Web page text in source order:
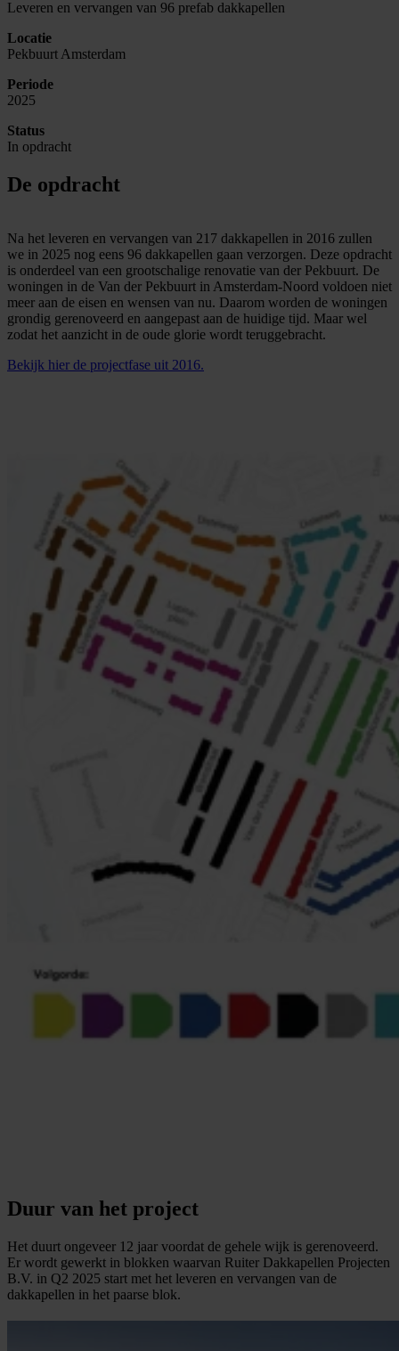
Leveren en vervangen van 96 prefab dakkapellen
Locatie
Pekbuurt Amsterdam
Periode
2025
Status
In opdracht
De opdracht
Na het leveren en vervangen van 217 dakkapellen in 2016 zullen
we in 2025 nog eens 96 dakkapellen gaan verzorgen. Deze opdracht
is onderdeel van een grootschalige renovatie van der Pekbuurt. De
woningen in de Van der Pekbuurt in Amsterdam-Noord voldoen niet
meer aan de eisen en wensen van nu. Daarom worden de woningen
grondig gerenoveerd en aangepast aan de huidige tijd. Maar wel
zodat het aanzicht in de oude glorie wordt teruggebracht.
Bekijk hier de projectfase uit 2016.
Duur van het project
Het duurt ongeveer 12 jaar voordat de gehele wijk is gerenoveerd.
Er wordt gewerkt in blokken waarvan Ruiter Dakkapellen Projecten
B.V. in Q2 2025 start met het leveren en vervangen van de
dakkapellen in het paarse blok.